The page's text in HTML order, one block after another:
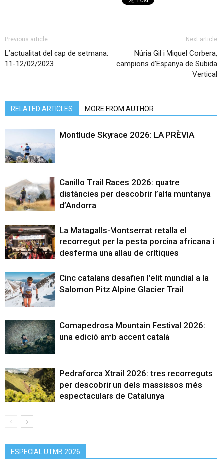
Previous article
L’actualitat del cap de setmana:
11-12/02/2023
Next article
Núria Gil i Miquel Corbera,
campions d’Espanya de Subida
Vertical
RELATED ARTICLES MORE FROM AUTHOR
Montlude Skyrace 2026: LA PRÈVIA
Canillo Trail Races 2026: quatre
distàncies per descobrir l’alta muntanya
d’Andorra
La Matagalls-Montserrat retalla el
recorregut per la pesta porcina africana i
desferma una allau de crítiques
Cinc catalans desafien l’elit mundial a la
Salomon Pitz Alpine Glacier Trail
Comapedrosa Mountain Festival 2026:
una edició amb accent català
Pedraforca Xtrail 2026: tres recorreguts
per descobrir un dels massissos més
espectaculars de Catalunya
ESPECIAL UTMB 2026